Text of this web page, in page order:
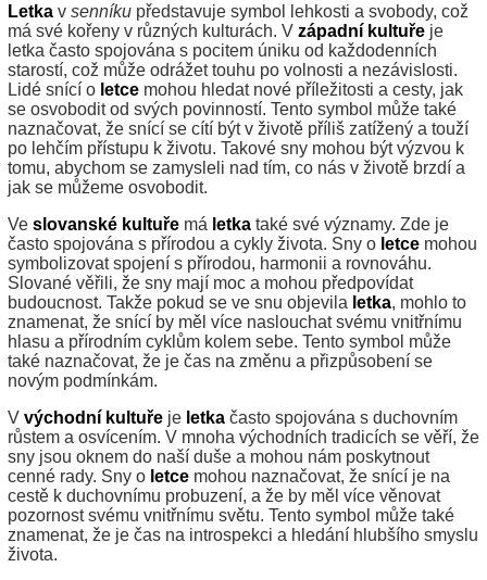
Letka v senníku představuje symbol lehkosti a svobody, což
má své kořeny v různých kulturách. V západní kultuře je
letka často spojována s pocitem úniku od každodenních
starostí, což může odrážet touhu po volnosti a nezávislosti.
Lidé snící o letce mohou hledat nové příležitosti a cesty, jak
se osvobodit od svých povinností. Tento symbol může také
naznačovat, že snící se cítí být v životě příliš zatížený a touží
po lehčím přístupu k životu. Takové sny mohou být výzvou k
tomu, abychom se zamysleli nad tím, co nás v životě brzdí a
jak se můžeme osvobodit.
Ve slovanské kultuře má letka také své významy. Zde je
často spojována s přírodou a cykly života. Sny o letce mohou
symbolizovat spojení s přírodou, harmonii a rovnováhu.
Slované věřili, že sny mají moc a mohou předpovídat
budoucnost. Takže pokud se ve snu objevila letka, mohlo to
znamenat, že snící by měl více naslouchat svému vnitřnímu
hlasu a přírodním cyklům kolem sebe. Tento symbol může
také naznačovat, že je čas na změnu a přizpůsobení se
novým podmínkám.
V východní kultuře je letka často spojována s duchovním
růstem a osvícením. V mnoha východních tradicích se věří, že
sny jsou oknem do naší duše a mohou nám poskytnout
cenné rady. Sny o letce mohou naznačovat, že snící je na
cestě k duchovnímu probuzení, a že by měl více věnovat
pozornost svému vnitřnímu světu. Tento symbol může také
znamenat, že je čas na introspekci a hledání hlubšího smyslu
života.